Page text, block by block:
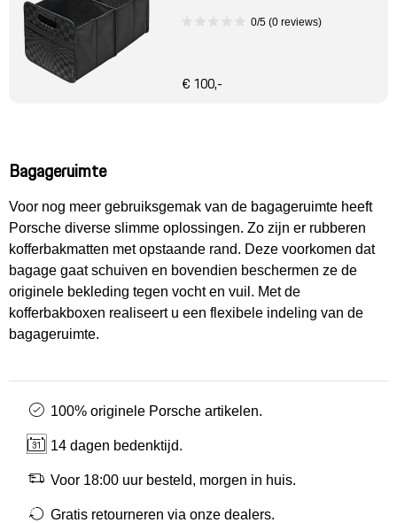
0/5 (0 reviews)
€ 100,-
Bagageruimte
Voor nog meer gebruiksgemak van de bagageruimte heeft
Porsche diverse slimme oplossingen. Zo zijn er rubberen
kofferbakmatten met opstaande rand. Deze voorkomen dat
bagage gaat schuiven en bovendien beschermen ze de
originele bekleding tegen vocht en vuil. Met de
kofferbakboxen realiseert u een flexibele indeling van de
bagageruimte.
100% originele Porsche artikelen.
14 dagen bedenktijd.
Voor 18:00 uur besteld, morgen in huis.
Gratis retourneren via onze dealers.